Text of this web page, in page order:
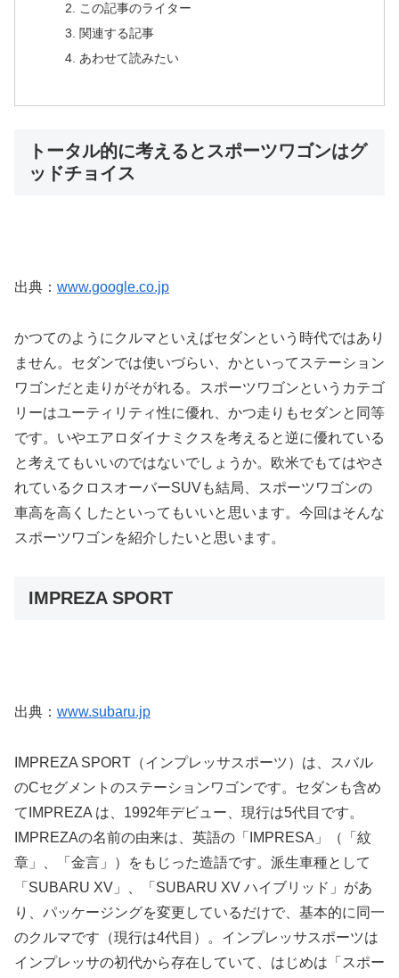
この記事のライター
関連する記事
あわせて読みたい
トータル的に考えるとスポーツワゴンはグ
ッドチョイス
出典： www.google.co.jp
かつてのようにクルマといえばセダンという時代ではあり
ません。セダンでは使いづらい、かといってステーション
ワゴンだと走りがそがれる。スポーツワゴンというカテゴ
リーはユーティリティ性に優れ、かつ走りもセダンと同等
です。いやエアロダイナミクスを考えると逆に優れている
と考えてもいいのではないでしょうか。欧米でもてはやさ
れているクロスオーバーSUVも結局、スポーツワゴンの
車高を高くしたといってもいいと思います。今回はそんな
スポーツワゴンを紹介したいと思います。
IMPREZA SPORT
出典： www.subaru.jp
IMPREZA SPORT（インプレッサスポーツ）は、スバル
のCセグメントのステーションワゴンです。セダンも含め
てIMPREZA は、1992年デビュー、現行は5代目です。
IMPREZAの名前の由来は、英語の「IMPRESA」（「紋
章」、「金言」）をもじった造語です。派生車種として
「SUBARU XV」、「SUBARU XV ハイブリッド」があ
り、パッケージングを変更しているだけで、基本的に同一
のクルマです（現行は4代目）。インプレッサスポーツは
インプレッサの初代から存在していて、はじめは「スポー